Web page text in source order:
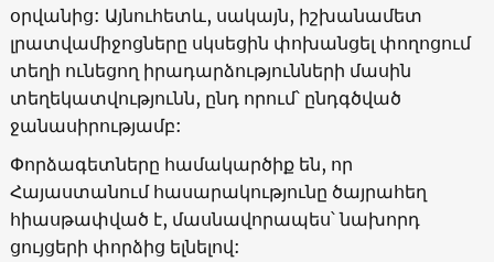
օրվանից: Այնուհետև, սակայն, իշխանամետ
լրատվամիջոցները սկսեցին փոխանցել փողոցում
տեղի ունեցող իրադարձությունների մասին
տեղեկատվությունն, ընդ որում՝ ընդգծված
ջանասիրությամբ:
Փորձագետները համակարծիք են, որ
Հայաստանում հասարակությունը ծայրահեղ
հիասթափված է, մասնավորապես՝ նախորդ
ցույցերի փորձից ելնելով: